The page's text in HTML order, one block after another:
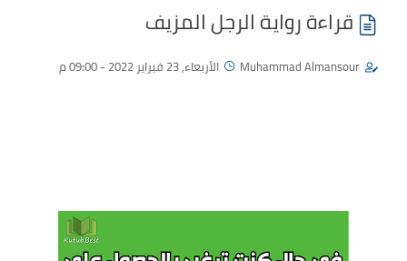
قراءة رواية الرجل المزيف
Muhammad Almansour الأربعاء, 23 فبراير 2022 - 09:00 م